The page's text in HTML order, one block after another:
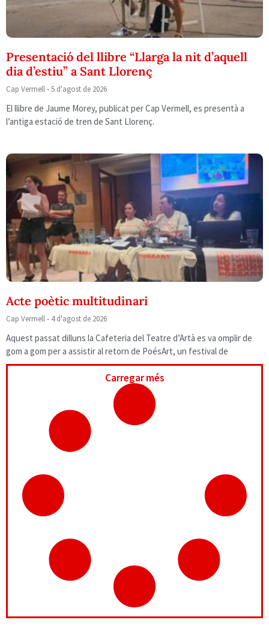
Presentació del llibre “Llarga la nit d’aquell
dia d’estiu” a Sant Llorenç
Cap Vermell 5 d'agost de 2026
El llibre de Jaume Morey, publicat per Cap Vermell, es presentà a
l’antiga estació de tren de Sant Llorenç.
Acte poètic multitudinari
Cap Vermell 4 d'agost de 2026
Aquest passat dilluns la Cafeteria del Teatre d’Artà es va omplir de
gom a gom per a assistir al retorn de PoésArt, un festival de
Carregar més